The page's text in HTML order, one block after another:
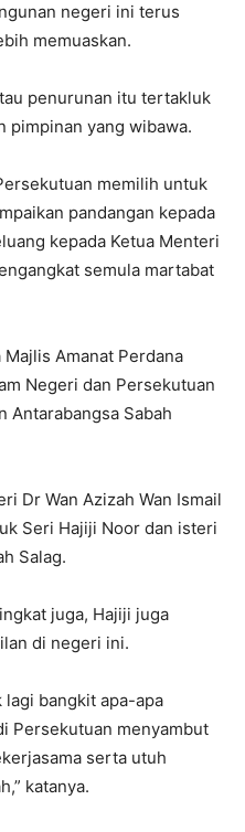
negeri ini terus
memuaskan.
penurunan itu tertakluk
pimpinan yang wibawa.
memilih untuk
pandangan kepada
kepada Ketua Menteri
semula martabat
Amanat Perdana
Negeri dan Persekutuan
Antarabangsa Sabah
Dr Wan Azizah Wan Ismail
Seri Hajiji Noor dan isteri
Salag.
juga, Hajiji juga
di negeri ini.
lagi bangkit apa-apa
Persekutuan menyambut
serta utuh
katanya.